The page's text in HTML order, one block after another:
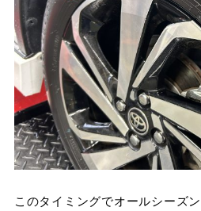
このタイミングでオールシーズ